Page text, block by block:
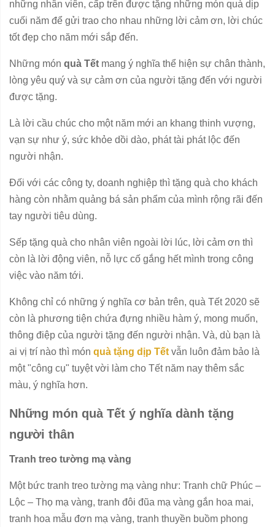
những nhân viên, cấp trên được tặng những món quà dịp
cuối năm để gửi trao cho nhau những lời cảm ơn, lời chúc
tốt đẹp cho năm mới sắp đến.
Những món quà Tết mang ý nghĩa thể hiện sự chân thành,
lòng yêu quý và sự cảm ơn của người tặng đến với người
được tặng.
Là lời cầu chúc cho một năm mới an khang thinh vượng,
vạn sự như ý, sức khỏe dồi dào, phát tài phát lộc đến
người nhận.
Đối với các công ty, doanh nghiệp thì tặng quà cho khách
hàng còn nhằm quảng bá sản phẩm của mình rộng rãi đến
tay người tiêu dùng.
Sếp tặng quà cho nhân viên ngoài lời lúc, lời cảm ơn thì
còn là lời động viên, nỗ lực cố gắng hết mình trong công
việc vào năm tới.
Không chỉ có những ý nghĩa cơ bản trên, quà Tết 2020 sẽ
còn là phương tiện chứa đựng nhiều hàm ý, mong muốn,
thông điệp của người tặng đến người nhận. Và, dù bạn là
ai vị trí nào thì món quà tặng dịp Tết vẫn luôn đảm bảo là
một "công cụ" tuyệt vời làm cho Tết năm nay thêm sắc
màu, ý nghĩa hơn.
Những món quà Tết ý nghĩa dành tặng
người thân
Tranh treo tường mạ vàng
Một bức tranh treo tường mạ vàng như: Tranh chữ Phúc –
Lộc – Thọ mạ vàng, tranh đôi đũa mạ vàng gắn hoa mai,
tranh hoa mẫu đơn mạ vàng, tranh thuyền buồm phong